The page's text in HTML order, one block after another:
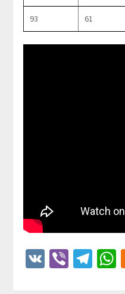
93 61
VKViber